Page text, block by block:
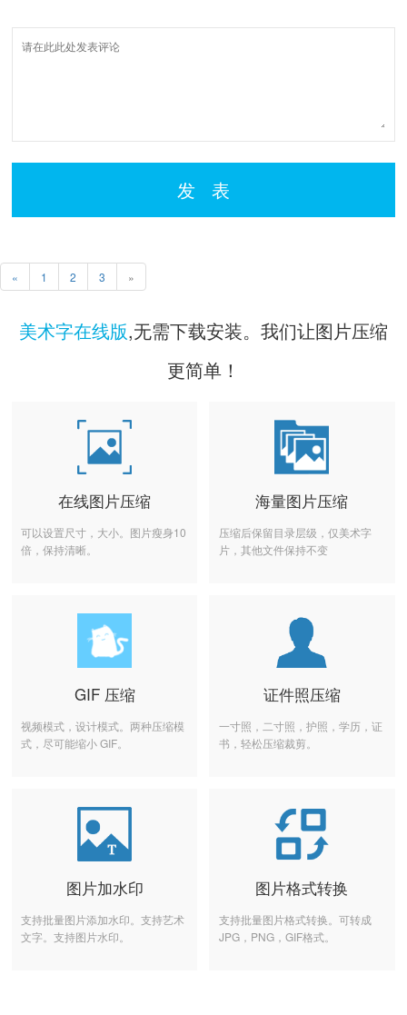
发 表
« 1 2 3 »
美术字在线版,无需下载安装。我们让图片压缩
更简单！
在线图片压缩
可以设置尺寸，大小。图片瘦身10
倍，保持清晰。
海量图片压缩
压缩后保留目录层级，仅美术字
片，其他文件保持不变
GIF 压缩
视频模式，设计模式。两种压缩模
式，尽可能缩小 GIF。
证件照压缩
一寸照，二寸照，护照，学历，证
书，轻松压缩裁剪。
图片加水印
支持批量图片添加水印。支持艺术
文字。支持图片水印。
图片格式转换
支持批量图片格式转换。可转成
JPG，PNG，GIF格式。